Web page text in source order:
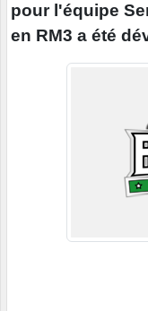
pour l'équipe
en RM3 a été